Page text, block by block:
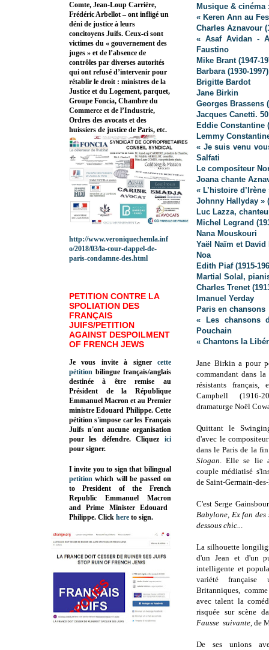
Musique &
« Keren Ann au
Charles Aznavour
« Asaf Avidan -
Faustino
Mike Brant (1947-
Barbara (1930-1997)
Brigitte Bardot
Jane Birkin
Georges Brassens
Jacques Canetti.
Eddie Constantine
Lemmy
« Je suis venu
Salfati
Le compositeur
Joana chante
« L’histoire
Johnny Hallyday »
Luc Lazza,
Michel Legrand
Nana Mouskouri
Yaël Naïm et David
Noa
Edith Piaf (1915-
Martial Solal,
Charles Trenet
Imanuel Yerday
Paris en chansons
« Les chansons
Pouchain
« Chantons la
Jane Birkin a pour
commandant dans
résistants français,
Campbell
dramaturge Noël
Quittant le
d'avec le
dans le Paris de la
Slogan. Elle se lie
couple médiatisé
de Saint-Germain-
C'est Serge
Babylone, Ex fan des
dessous chic...
La silhouette
d'un Jean et d'un
intelligente et
variété française
Britanniques,
avec talent la
risquée sur scène
Fausse suivante, de
De ses unions
Comte, Jean-Loup Carrière,
Frédéric Arbellot – ont infligé un
déni de justice à leurs
concitoyens Juifs. Ceux-ci sont
victimes du « gouvernement des
juges » et de l’absence de
contrôles par diverses autorités
qui ont refusé d’intervenir pour
rétablir le droit : ministres de la
Justice et du Logement, parquet,
Groupe Foncia, Chambre du
Commerce et de l’Industrie,
Ordres des avocats et des
huissiers de justice de Paris, etc.
http://www.veroniquechemla.inf
o/2018/03/la-cour-dappel-de-
paris-condamne-des.html
PETITION CONTRE LA
SPOLIATION DES
FRANÇAIS
JUIFS/PETITION
AGAINST DESPOILMENT
OF FRENCH JEWS
Je vous invite à signer cette
pétition bilingue français/anglais
destinée à être remise au
Président de la République
Emmanuel Macron et au Premier
ministre Edouard Philippe. Cette
pétition s'impose car les Français
Juifs n'ont aucune organisation
pour les défendre. Cliquez
ici
pour signer.
I invite you to sign that bilingual
petition which will be passed on
to President of the French
Republic Emmanuel Macron
and Prime MinisterEdouard
Philippe. Click here to sign.